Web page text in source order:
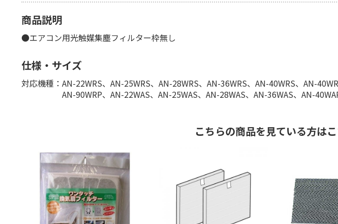
商品説明
●エアコン用光触媒集塵フィルター枠無し
仕様・サイズ
対応機種：AN-22WRS、AN-25WRS、AN-28WRS、AN-36WRS、AN-40WRS、AN-
AN-90WRP、AN-22WAS、AN-25WAS、AN-28WAS、AN-36WAS、AN-40WAP
こちらの商品を見ている方は